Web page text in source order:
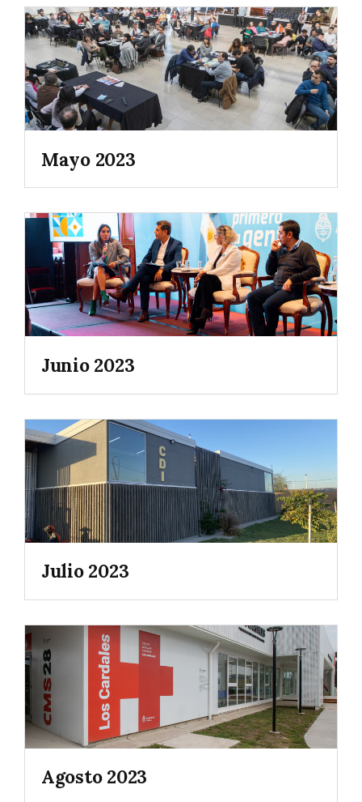
Mayo 2023
Junio 2023
Julio 2023
Agosto 2023